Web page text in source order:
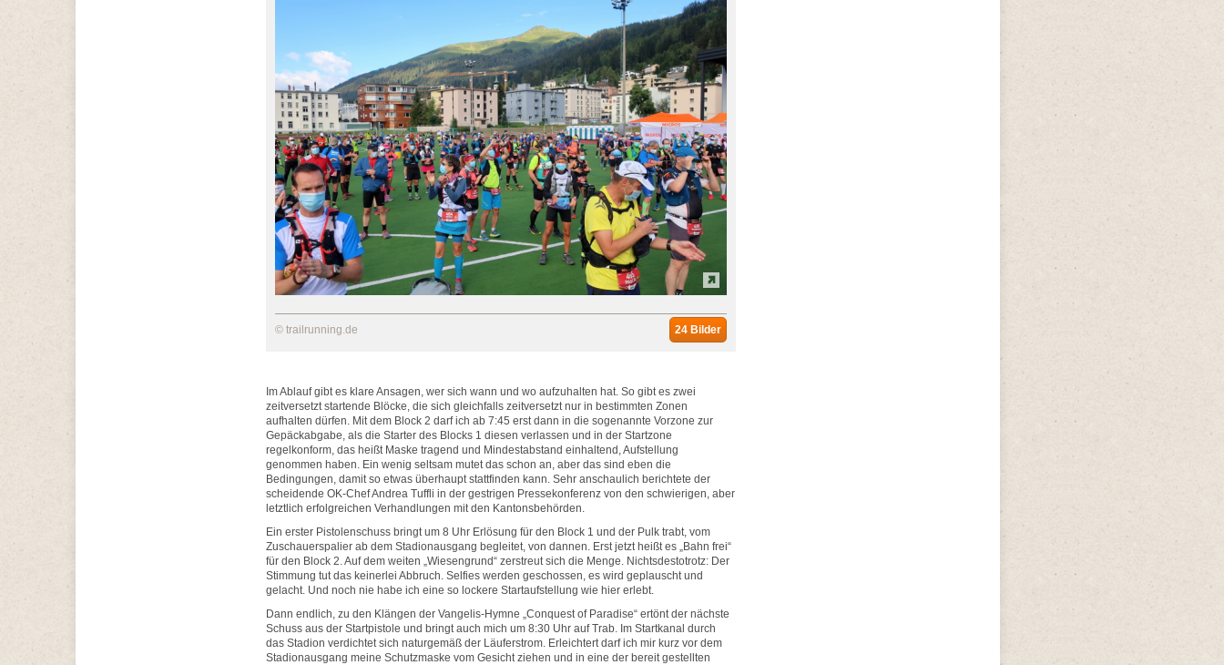
© trailrunning.de 24 Bilder
Im Ablauf gibt es klare Ansagen, wer sich wann und wo aufzuhalten hat. So gibt es zwei
zeitversetzt startende Blöcke, die sich gleichfalls zeitversetzt nur in bestimmten Zonen
aufhalten dürfen. Mit dem Block 2 darf ich ab 7:45 erst dann in die sogenannte Vorzone zur
Gepäckabgabe, als die Starter des Blocks 1 diesen verlassen und in der Startzone
regelkonform, das heißt Maske tragend und Mindestabstand einhaltend, Aufstellung
genommen haben. Ein wenig seltsam mutet das schon an, aber das sind eben die
Bedingungen, damit so etwas überhaupt stattfinden kann. Sehr anschaulich berichtete der
scheidende OK-Chef Andrea Tuffli in der gestrigen Pressekonferenz von den schwierigen, aber
letztlich erfolgreichen Verhandlungen mit den Kantonsbehörden.
Ein erster Pistolenschuss bringt um 8 Uhr Erlösung für den Block 1 und der Pulk trabt, vom
Zuschauerspalier ab dem Stadionausgang begleitet, von dannen. Erst jetzt heißt es „Bahn frei“
für den Block 2. Auf dem weiten „Wiesengrund“ zerstreut sich die Menge. Nichtsdestotrotz: Der
Stimmung tut das keinerlei Abbruch. Selfies werden geschossen, es wird geplauscht und
gelacht. Und noch nie habe ich eine so lockere Startaufstellung wie hier erlebt.
Dann endlich, zu den Klängen der Vangelis-Hymne „Conquest of Paradise“ ertönt der nächste
Schuss aus der Startpistole und bringt auch mich um 8:30 Uhr auf Trab. Im Startkanal durch
das Stadion verdichtet sich naturgemäß der Läuferstrom. Erleichtert darf ich mir kurz vor dem
Stadionausgang meine Schutzmaske vom Gesicht ziehen und in eine der bereit gestellten